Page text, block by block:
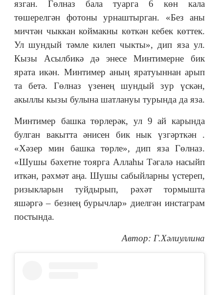
язган. Гөлназ бала туарга 6 көн кала
төшерелгән фотоны урнаштырган. «Без аны
мичтән чыккан коймакны көткән кебек көттек.
Ул шундый тәмле килеп чыкты», дип яза ул.
Кызы Асылбикә дә энесе Минтимерне бик
ярата икән. Минтимер аның яратуыннан арып
та бетә. Гөлназ үзенең шундый зур үскән,
акыллы кызы булына шатлануы турында да яза.
Минтимер башка төрлерәк, ул 9 ай карында
булган вакытта әнисен бик нык үзгәрткән .
«Хәзер мин башка төрле», дип яза Гөлназ.
«Шушы бәхетне тоярга Аллаһы Тәгалә насыйп
иткән, рәхмәт аңа. Шушы сабыйларны үстереп,
ризыкларын туйдырып, рәхәт тормышта
яшәргә ‒ безнең бурычлар» диелгән инстаграм
постында.
Автор: Г.Хәлиуллина